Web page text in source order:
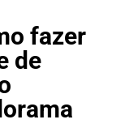
fazer
de